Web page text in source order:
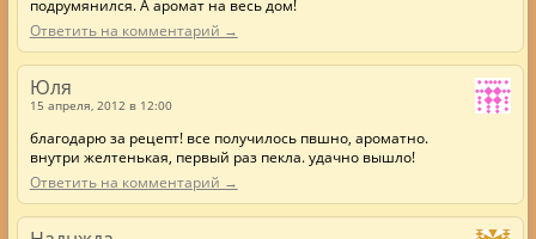
подрумянился. А аромат на весь дом!
Ответить на комментарий →
Юля
15 апреля, 2012 в 12:00
благодарю за рецепт! все получилось пвшно, ароматно.
внутри желтенькая, первый раз пекла. удачно вышло!
Ответить на комментарий →